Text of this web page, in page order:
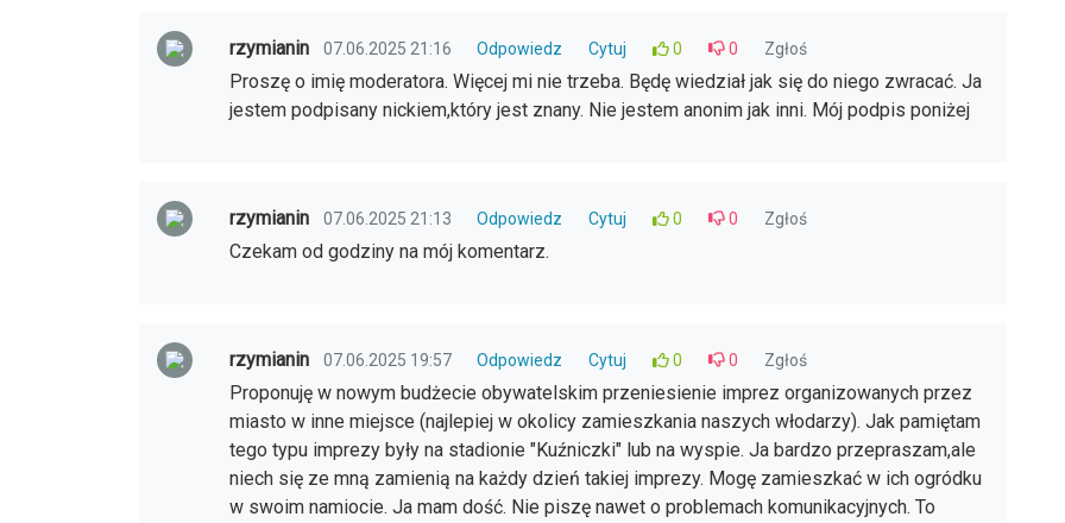
rzymianin 07.06.2025 21:16 Odpowiedz Cytuj 0 0 Zgłoś
Proszę o imię moderatora. Więcej mi nie trzeba. Będę wiedział jak się do niego zwracać. Ja
jestem podpisany nickiem,który jest znany. Nie jestem anonim jak inni. Mój podpis poniżej
rzymianin 07.06.2025 21:13 Odpowiedz Cytuj 0 0 Zgłoś
Czekam od godziny na mój komentarz.
rzymianin 07.06.2025 19:57 Odpowiedz Cytuj 0 0 Zgłoś
Proponuję w nowym budżecie obywatelskim przeniesienie imprez organizowanych przez
miasto w inne miejsce (najlepiej w okolicy zamieszkania naszych włodarzy). Jak pamiętam
tego typu imprezy były na stadionie "Kuźniczki" lub na wyspie. Ja bardzo przepraszam,ale
niech się ze mną zamienią na każdy dzień takiej imprezy. Mogę zamieszkać w ich ogródku
w swoim namiocie. Ja mam dość. Nie piszę nawet o problemach komunikacyjnych. To